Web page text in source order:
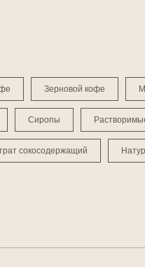
Зерновой кофе
Сиропы
сокосодержащий